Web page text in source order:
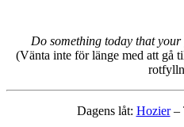
Do something today that
(Vänta inte för länge med att gå
Dagens låt: Hozier–